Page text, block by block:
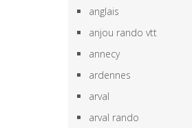
anglais
anjou rando vtt
annecy
ardennes
arval
arval rando